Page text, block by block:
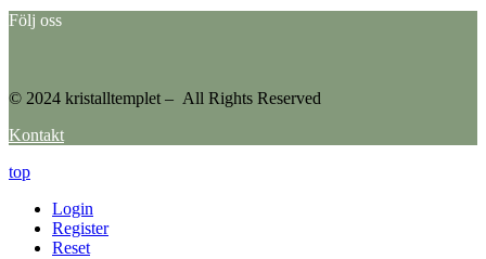
Följ oss
© 2024 kristalltemplet – All Rights Reserved
Kontakt
top
Login
Register
Reset